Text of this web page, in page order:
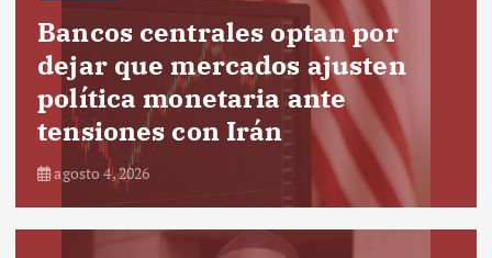
Bancos centrales optan por
dejar que mercados ajusten
política monetaria ante
tensiones con Irán
agosto 4, 2026